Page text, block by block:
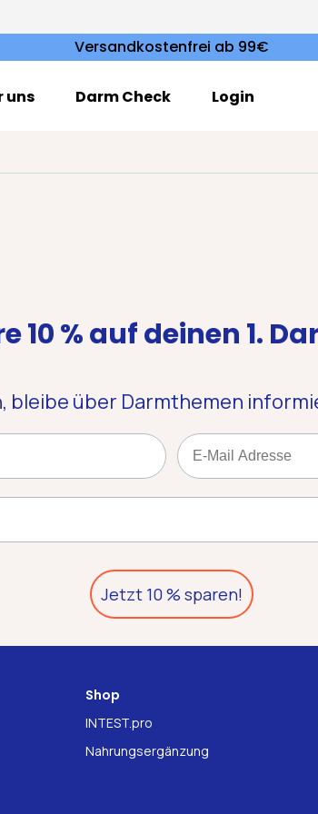
Versandkostenfrei ab 99€
uns Darm Check Login
10 % auf deinen 1.
bleibe über Darmthemen
Email
Jetzt 10 % sparen!
Shop
INTEST.pro
Nahrungsergänzung